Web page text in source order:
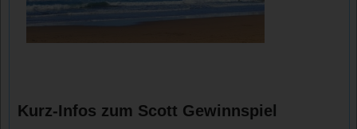
Kurz-Infos zum Scott Gewinnspiel